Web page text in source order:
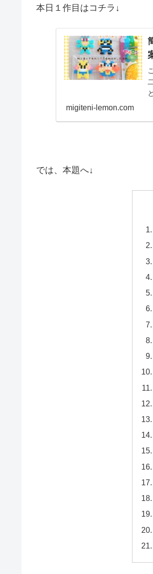
本日１作目はコチラ↓
migiteni-lemon.com
では、本題へ↓